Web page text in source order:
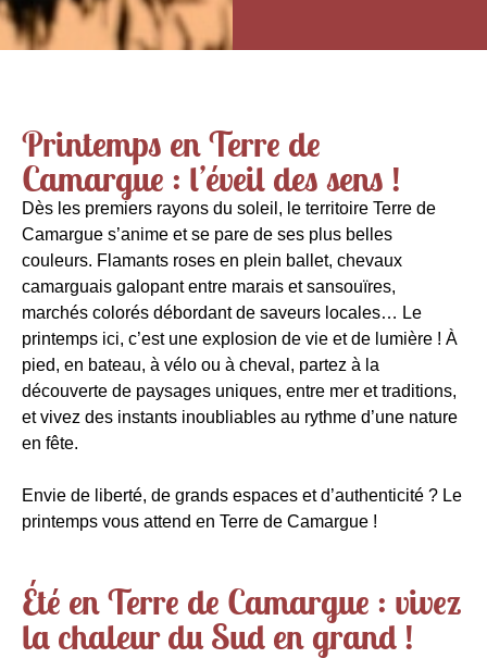
Printemps en Terre de
Camargue : l’éveil des sens !
Dès les premiers rayons du soleil, le territoire Terre de
Camargue s’anime et se pare de ses plus belles
couleurs. Flamants roses en plein ballet, chevaux
camarguais galopant entre marais et sansouïres,
marchés colorés débordant de saveurs locales… Le
printemps ici, c’est une explosion de vie et de lumière ! À
pied, en bateau, à vélo ou à cheval, partez à la
découverte de paysages uniques, entre mer et traditions,
et vivez des instants inoubliables au rythme d’une nature
en fête.
Envie de liberté, de grands espaces et d’authenticité ? Le
printemps vous attend en Terre de Camargue !
Été en Terre de Camargue : vivez
la chaleur du Sud en grand !